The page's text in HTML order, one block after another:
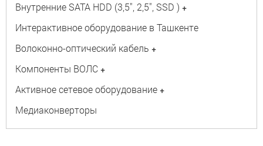
Внутренние SATA HDD (3,5", 2,5", SSD ) +
Интерактивное оборудование в Ташкенте
Волоконно-оптический кабель +
Компоненты ВОЛС +
Активное сетевое оборудование +
Медиаконверторы